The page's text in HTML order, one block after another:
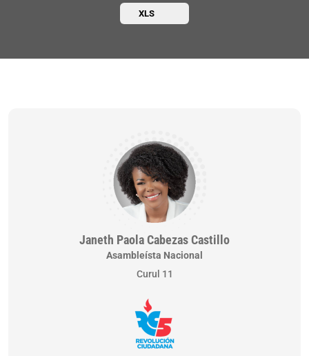
XLS
Janeth Paola Cabezas Castillo
Asambleísta Nacional
Curul 11